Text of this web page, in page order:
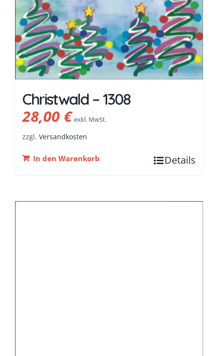
Christwald – 1308
28,00€ exkl. MwSt.
zzgl. Versandkosten
In den Warenkorb Details